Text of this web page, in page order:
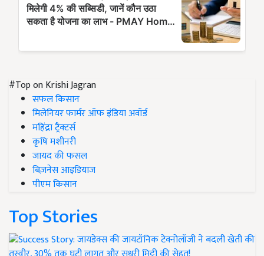
#Top on Krishi Jagran
सफल किसान
मिलेनियर फार्मर ऑफ इंडिया अवॉर्ड
महिंद्रा ट्रैक्टर्स
कृषि मशीनरी
जायद की फसल
बिज़नेस आइडियाज
पीएम किसान
Top Stories